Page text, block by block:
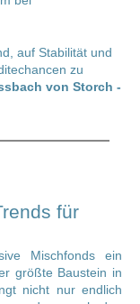
auf Stabilität und
zu
von Storch -
für
Mischfonds ein
größte Baustein in
nicht nur endlich